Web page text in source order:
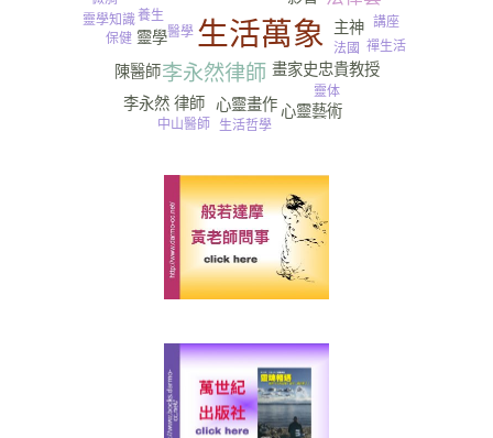
生活萬象
李永然律師 畫家史忠貴教授
靈學
心靈畫作
主神
李永然 律師
陳醫師
心靈藝術
養生
保健 醫學
講座
生活哲學
靈學知識
中山醫師
法國
靈体
禪生活